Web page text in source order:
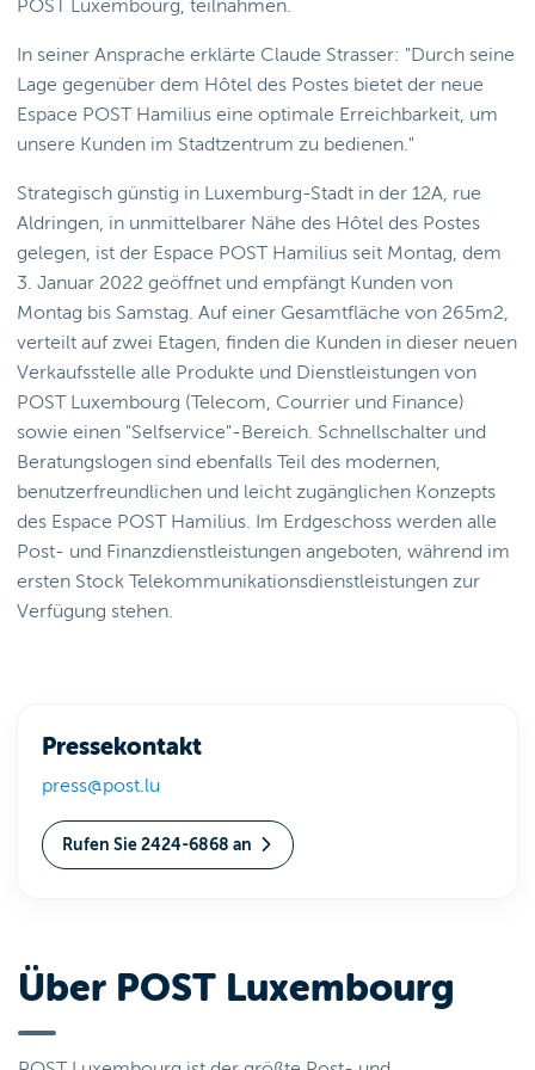
POST Luxembourg, teilnahmen.
In seiner Ansprache erklärte Claude Strasser: "Durch seine
Lage gegenüber dem Hôtel des Postes bietet der neue
Espace POST Hamilius eine optimale Erreichbarkeit, um
unsere Kunden im Stadtzentrum zu bedienen."
Strategisch günstig in Luxemburg-Stadt in der 12A, rue
Aldringen, in unmittelbarer Nähe des Hôtel des Postes
gelegen, ist der Espace POST Hamilius seit Montag, dem
3. Januar 2022 geöffnet und empfängt Kunden von
Montag bis Samstag. Auf einer Gesamtfläche von 265m2,
verteilt auf zwei Etagen, finden die Kunden in dieser neuen
Verkaufsstelle alle Produkte und Dienstleistungen von
POST Luxembourg (Telecom, Courrier und Finance)
sowie einen "Selfservice"-Bereich. Schnellschalter und
Beratungslogen sind ebenfalls Teil des modernen,
benutzerfreundlichen und leicht zugänglichen Konzepts
des Espace POST Hamilius. Im Erdgeschoss werden alle
Post- und Finanzdienstleistungen angeboten, während im
ersten Stock Telekommunikationsdienstleistungen zur
Verfügung stehen.
Pressekontakt
press@post.lu
Rufen Sie 2424-6868 an
Über POST Luxembourg